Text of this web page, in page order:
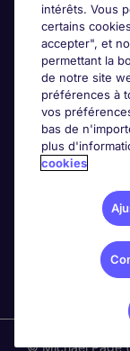
Contact
Les avis
Nos offres
Sites du Groupe
© Michael Page
intérêts. Vous
certains
accepter", et
permettant la
de notre site
préférences à
vos
bas de
plus
cookies